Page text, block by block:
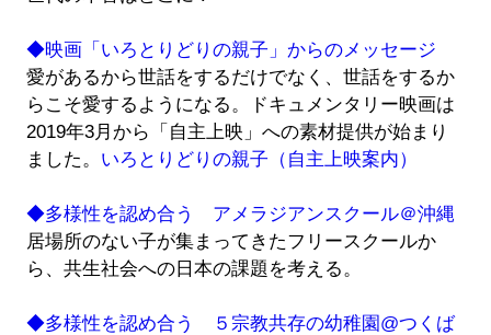
◆映画「いろとりどりの親子」からのメッセージ
愛があるから世話をするだけでなく、世話をするか
らこそ愛するようになる。ドキュメンタリー映画は
2019年3月から「自主上映」への素材提供が始まり
ました。 いろとりどりの親子（自主上映案内）
◆多様性を認め合う アメラジアンスクール＠沖縄
居場所のない子が集まってきたフリースクールか
ら、共生社会への日本の課題を考える。
◆多様性を認め合う ５宗教共存の幼稚園@つくば